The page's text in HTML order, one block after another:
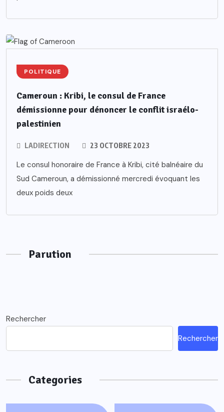
POLITIQUE
Cameroun : Kribi, le consul de France
démissionne pour dénoncer le conflit israélo-
palestinien
LADIRECTION 23 OCTOBRE 2023
Le consul honoraire de France à Kribi, cité balnéaire du
Sud Cameroun, a démissionné mercredi évoquant les
deux poids deux
Parution
Rechercher
Rechercher
Categories